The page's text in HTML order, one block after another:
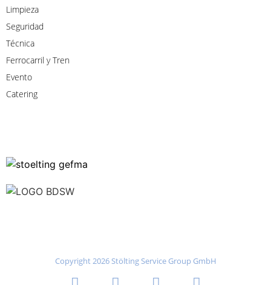
Limpieza
Seguridad
Técnica
Ferrocarril yTren
Evento
Catering
Copyright 2026 Stölting Service Group GmbH